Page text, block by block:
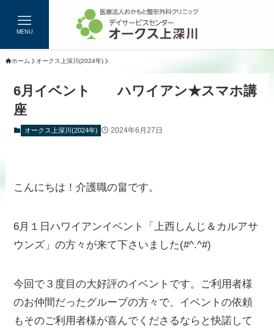
MENU
ホーム オークス上深川(2024年)
6月イベント ハワイアン★スマホ講
座
オークス上深川(2024年) 2024年6月27日
こんにちは！介護職の畠です。
6月１日ハワイアンイベント「上西しんじ＆カルアサ
ウンズ」の方々が来て下さいました(#^.^#)
今回で３度目の大好評のイベントです。ご利用者様
のお仲間だったグループの方々で、イベントの依頼
もそのご利用者様が喜んでくださるならと快諾して